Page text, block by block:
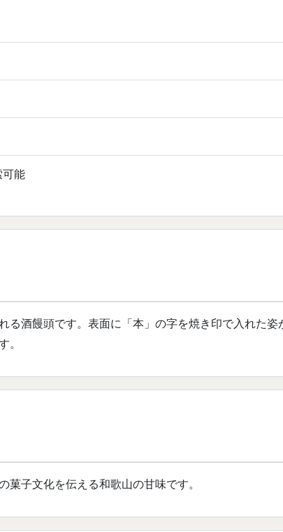
可能
る酒饅頭です。表面に「本」の字を焼き印で入れた姿
。
子文化を伝える和歌山の甘味です。